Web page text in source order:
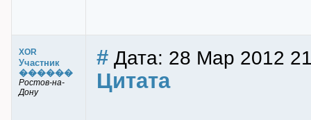
XOR
Участник
������
Ростов-на-
Дону
# Дата: 28 Мар 2012
Цитата